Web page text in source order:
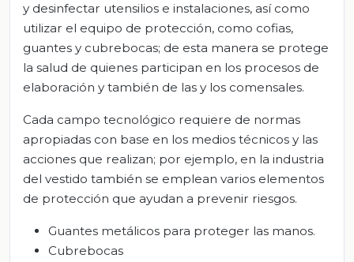
y desinfectar utensilios e instalaciones, así como
utilizar el equipo de protección, como cofias,
guantes y cubrebocas; de esta manera se protege
la salud de quienes participan en los procesos de
elaboración y también de las y los comensales.
Cada campo tecnológico requiere de normas
apropiadas con base en los medios técnicos y las
acciones que realizan; por ejemplo, en la industria
del vestido también se emplean varios elementos
de protección que ayudan a prevenir riesgos.
Guantes metálicos para proteger las manos.
Cubrebocas